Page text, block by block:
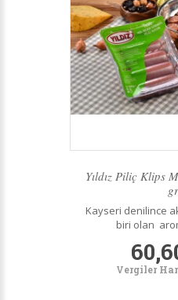
Yıldız Piliç Klips
Kayseri denilince
biri olan
Vergiler